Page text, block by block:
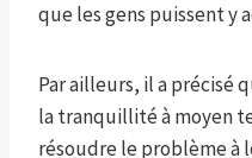
que les gens puissent y
Par ailleurs, il a précisé
la tranquillité à moyen
résoudre le problème à